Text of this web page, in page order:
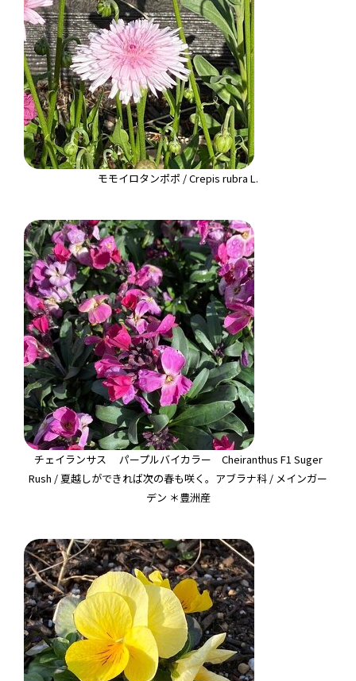
モモイロタンポポ / Crepis rubra L.
チェイランサス パープルバイカラー Cheiranthus F1 Suger
Rush / 夏越しができれば次の春も咲く。アブラナ科 / メインガー
デン ＊豊洲産